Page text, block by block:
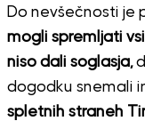
Do nevšečnosti je
mogli spremljati
niso dali soglasja,
dogodku snemali
spletnih straneh